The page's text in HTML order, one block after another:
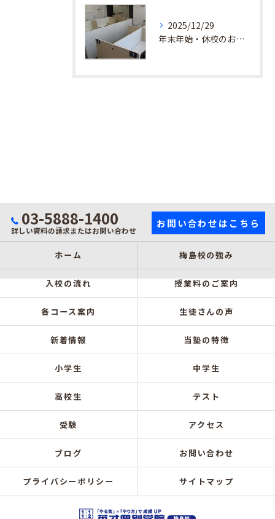
2025/12/29
年末年始・休校のお知らせ
03-5888-1400
詳しい資料の請求またはお問い合わせ
お問い合わせはこちら
ホーム 梅島校の強み
入校の流れ 授業料のご案内
各コース案内 生徒さんの声
新着情報 当塾の特徴
小学生 中学生
高校生 テスト
受験 アクセス
ブログ お問い合わせ
プライバシーポリシー サイトマップ